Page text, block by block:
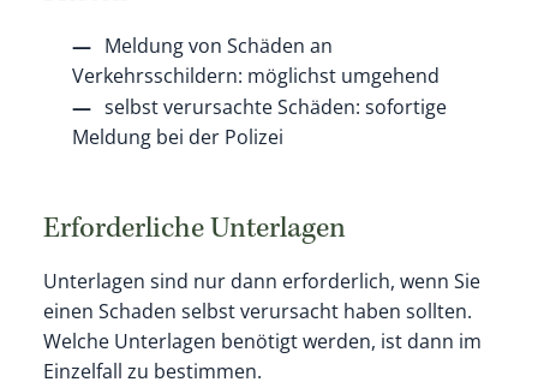
Meldung von Schäden an
Verkehrsschildern: möglichst umgehend
selbst verursachte Schäden: sofortige
Meldung bei der Polizei
Erforderliche Unterlagen
Unterlagen sind nur dann erforderlich, wenn Sie
einen Schaden selbst verursacht haben sollten.
Welche Unterlagen benötigt werden, ist dann im
Einzelfall zu bestimmen.